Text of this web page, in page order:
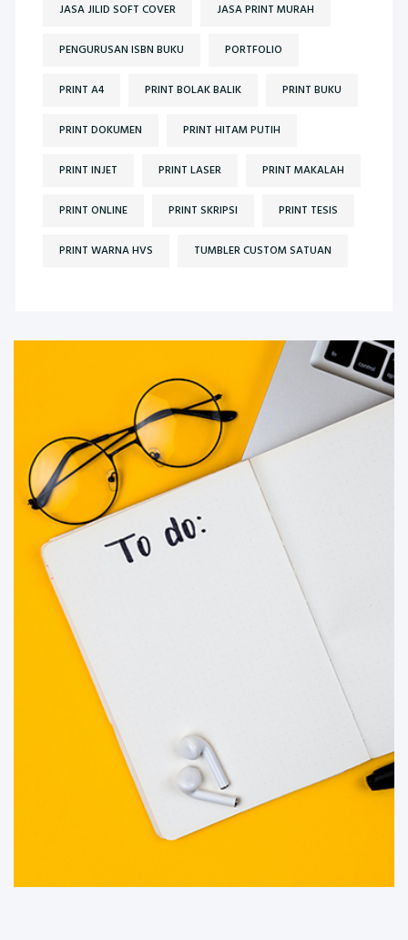
JASA JILID SOFT COVER JASA PRINT MURAH
PENGURUSAN ISBN BUKU PORTFOLIO
PRINT A4 PRINT BOLAK BALIK PRINT BUKU
PRINT DOKUMEN PRINT HITAM PUTIH
PRINT INJET PRINT LASER PRINT MAKALAH
PRINT ONLINE PRINT SKRIPSI PRINT TESIS
PRINT WARNA HVS TUMBLER CUSTOM SATUAN